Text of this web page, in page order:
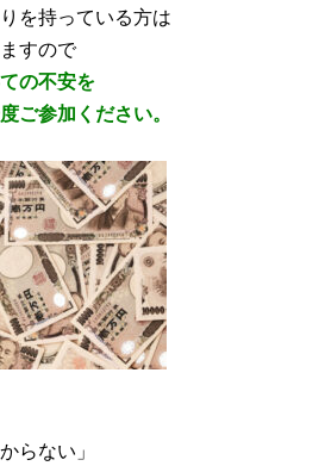
を持っている方は
すので
の不安を
ご参加ください。
らない」